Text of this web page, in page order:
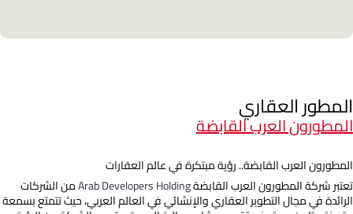
المطور العقاري
المطورون العرب القابضة
المطورون العرب القابضة.. رؤية مبتكرة في عالم العقارات
تعتبر شركة المطورون العرب القابضةArab Developers Holdingمن الشركات
الرائدة في مجال التطوير العقاري والإنشائي في العالم العربي، حيث تتمتع بسمعة